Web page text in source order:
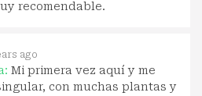
recomendable.
ago
Mi primera vez aquí y me
con muchas plantas y